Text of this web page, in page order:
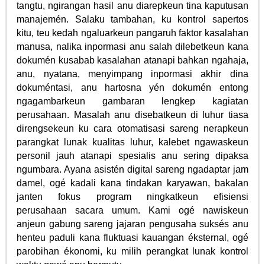
tangtu, ngirangan hasil anu diarepkeun tina kaputusan
manajemén. Salaku tambahan, ku kontrol sapertos
kitu, teu kedah ngaluarkeun pangaruh faktor kasalahan
manusa, nalika inpormasi anu salah dilebetkeun kana
dokumén kusabab kasalahan atanapi bahkan ngahaja,
anu, nyatana, menyimpang inpormasi akhir dina
dokuméntasi, anu hartosna yén dokumén entong
ngagambarkeun gambaran lengkep kagiatan
perusahaan. Masalah anu disebatkeun di luhur tiasa
direngsekeun ku cara otomatisasi sareng nerapkeun
parangkat lunak kualitas luhur, kalebet ngawaskeun
personil jauh atanapi spesialis anu sering dipaksa
ngumbara. Ayana asistén digital sareng ngadaptar jam
damel, ogé kadali kana tindakan karyawan, bakalan
janten fokus program ningkatkeun efisiensi
perusahaan sacara umum. Kami ogé nawiskeun
anjeun gabung sareng jajaran pengusaha suksés anu
henteu paduli kana fluktuasi kauangan éksternal, ogé
parobihan ékonomi, ku milih perangkat lunak kontrol